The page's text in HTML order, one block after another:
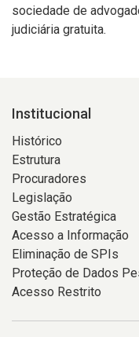
sociedade de
judiciária gratuita.
Institucional
Histórico
Estrutura
Procuradores
Legislação
Gestão Estratégica
Acesso a Informação
Eliminação de SPIs
Proteção de Dados
Acesso Restrito